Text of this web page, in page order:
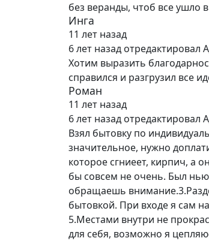
без веранды, чтоб все ушло
Инга
11 лет назад
6 лет назад отредактировал
Хотим выразить
справился и разгрузил все
Роман
11 лет назад
6 лет назад отредактировал
Взял бытовку по
значительное, нужно
которое сгниеет, кирпич, а
бы совсем не очень. Был
обращаешь
бытовкой. При входе я сам
5.Местами внутри не
для себя, возможно я